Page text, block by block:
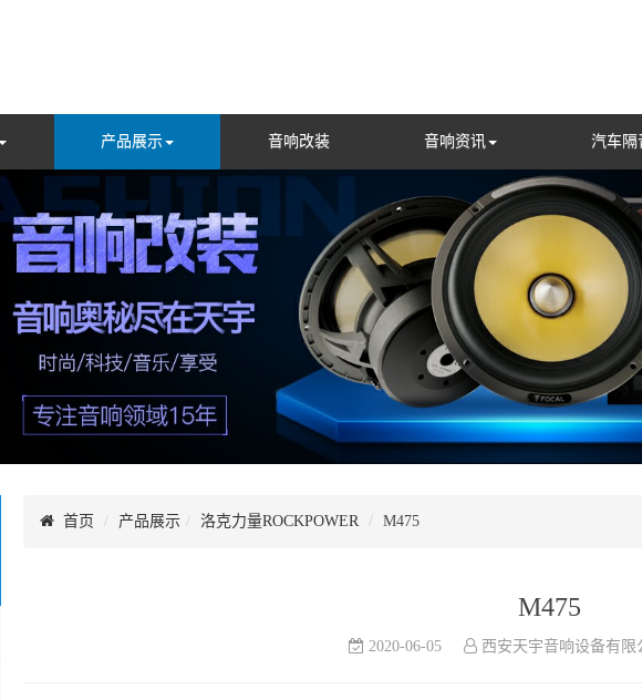
产品展示 音响改装 音响资讯 汽车隔
首页 产品展示 洛克力量ROCKPOWER M475
M475
2020-06-05 西安天宇音响设备有限